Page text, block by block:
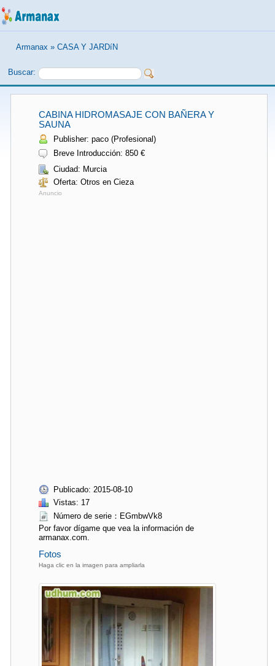
Armanax » CASA Y JARDíN
Buscar:
CABINA HIDROMASAJE CON BAÑERA Y
SAUNA
Publisher: paco (Profesional)
Breve Introducción: 850 €
Ciudad: Murcia
Oferta: Otros en Cieza
Anuncio
Publicado: 2015-08-10
Vistas: 17
Número de serie：EGmbwVk8
Por favor dígame que vea la información de
armanax.com.
Fotos
Haga clic en la imagen para ampliarla